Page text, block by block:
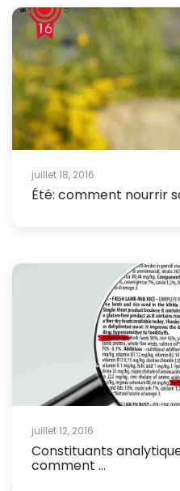
juillet 18, 2016
Été: comment nourrir
juillet 12, 2016
Constituants
comment ...